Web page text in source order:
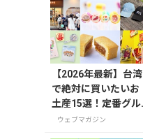
を紹介
【2026年最新】台湾
で絶対に買いたいお
土産15選！定番グル
メやかわいい雑貨、
ウェブマガジン